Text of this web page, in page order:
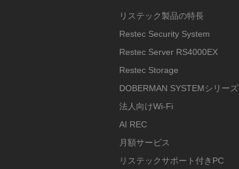
リステック製品の特長
Restec Security System
Restec Server RS4000EX
Restec Storage
DOBERMAN SYSTEMシリーズ
法人向けWi-Fi
AI REC
月額サービス
リステックサポート付きPC